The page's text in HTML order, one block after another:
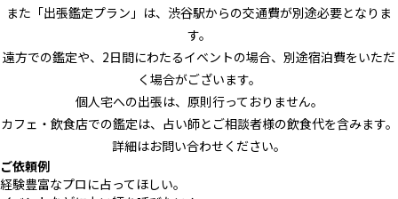
また「出張鑑定プラン」は、渋谷駅からの交通費が別途必要となりま
す。
遠方での鑑定や、2日間にわたるイベントの場合、別途宿泊費をいただ
く場合がございます。
個人宅への出張は、原則行っておりません。
カフェ・飲食店での鑑定は、占い師とご相談者様の飲食代を含みます。
詳細はお問い合わせください。
ご依頼例
経験豊富なプロに占ってほしい。